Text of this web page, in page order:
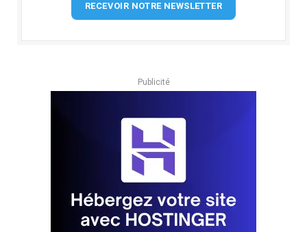
RECEVOIR NOTRE NEWSLETTER
Publicité